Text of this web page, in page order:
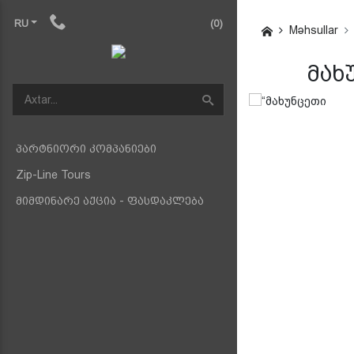
RU (0)
პარტნიორი კომპანიები
Zip-Line Tours
მიმდინარე აქცია - ფასდაკლება
Məhsullar